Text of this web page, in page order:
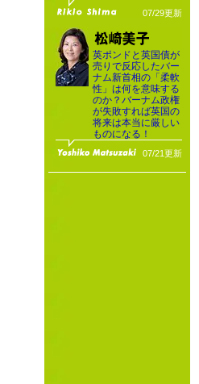
07/29更新
英ポンドと英国債が
売りで反応したバー
ナム新首相の「柔軟
性」は何を意味する
のか？バーナム政権
が失敗すれば英国の
将来は本当に厳しい
ものになる！
07/21更新